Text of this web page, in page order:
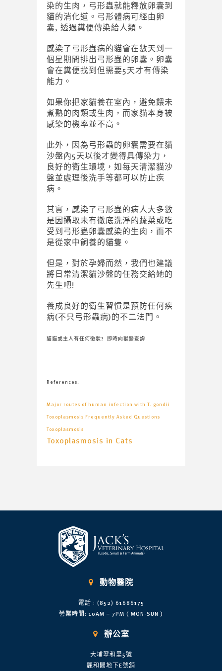
染的生肉，弓形蟲就能釋放卵囊到
貓的消化道。弓形體病可經由卵
囊, 透過糞便傳染給人類。
感染了弓形蟲病的貓會在數天到一
個星期間排出弓形蟲的卵囊。卵囊
會在糞便找到但需要5天才有傳染
能力。
如果你把家貓養在室內，避免餵未
煮熟的肉類或生肉，而家貓本身被
感染的機率並不高。
此外，因為弓形蟲的卵囊需要在貓
沙盤內5天以後才變得具傳染力，
良好的衛生環境，如每天清潔貓沙
盤並處理後洗手等都可以防止疾
病。
其實，感染了弓形蟲的病人大多數
是因攝取未有徹底洗淨的蔬菜或吃
受到弓形蟲卵囊感染的生肉，而不
是從家中飼養的貓隻。
但是，對於孕婦而然，我們也建議
將日常清潔貓沙盤的任務交給她的
先生吧!
養成良好的衛生習慣是預防任何疾
病(不只弓形蟲病)的不二法門。
貓貓或主人有任何徵狀? 即時向獸醫查詢
References:
Major routes of human infection with T. gondii
Toxoplasmosis Frequently Asked Questions
Toxoplasmosis
Toxoplasmosis in Cats
 動物醫院
電話 : (852) 61686175
營業時間: 10AM – 7PM ( MON-SUN )
 辦公室
大埔翠和里5號
麗和閣地下E號舖